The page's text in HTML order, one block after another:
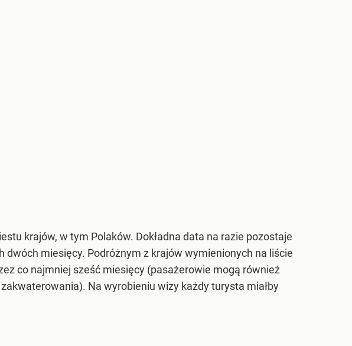
krajów, w tym Polaków. Dokładna data na razie pozostaje
miesięcy. Podróżnym z krajów wymienionych na liście
co najmniej sześć miesięcy (pasażerowie mogą również
Na wyrobieniu wizy każdy turysta miałby